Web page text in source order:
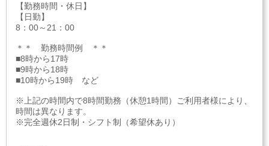
【勤務時間・休日】
【日勤】
8：00～21：00
＊＊ 勤務時間例 ＊＊
■8時から17時
■9時から18時
■10時から19時 など
※上記の時間内で8時間勤務（休憩1時間）ご利用者様により、
時間は異なります。
※完全週休2日制・シフト制（希望休あり）